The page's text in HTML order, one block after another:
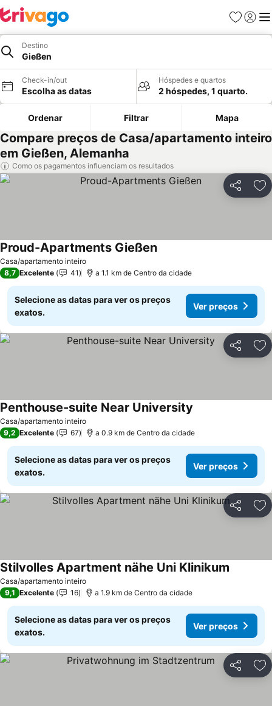
Favoritos
Iniciar
Destino
Gießen
Check-in/out
Escolha as datas
Hóspedes e quartos
2 hóspedes, 1 quarto.
Ordenar Filtrar Mapa
Compare preços de Casa/apartamento inteiro
em Gießen, Alemanha
Como os pagamentos influenciam os resultados
Partilhar
Casa/apartamento inteiro
Proud-Apartments Gießen
8,7 Excelente 41 a 1.1 km de Centro da cidade
Selecione as datas para ver os preços
exatos.
Ver preços
Partilhar
Casa/apartamento inteiro
Penthouse-suite Near University
9,2 Excelente 67 a 0.9 km de Centro da cidade
Selecione as datas para ver os preços
exatos.
Ver preços
Partilhar
Casa/apartamento inteiro
Stilvolles Apartment nähe Uni Klinikum
9,1 Excelente 16 a 1.9 km de Centro da cidade
Selecione as datas para ver os preços
exatos.
Ver preços
Partilhar